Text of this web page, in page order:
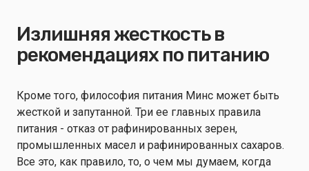
Излишняя жесткость в
рекомендациях по питанию
Кроме того, философия питания Минс может быть
жесткой и запутанной. Три ее главных правила
питания - отказ от рафинированных зерен,
промышленных масел и рафинированных сахаров.
Все это, как правило, то, о чем мы думаем, когда